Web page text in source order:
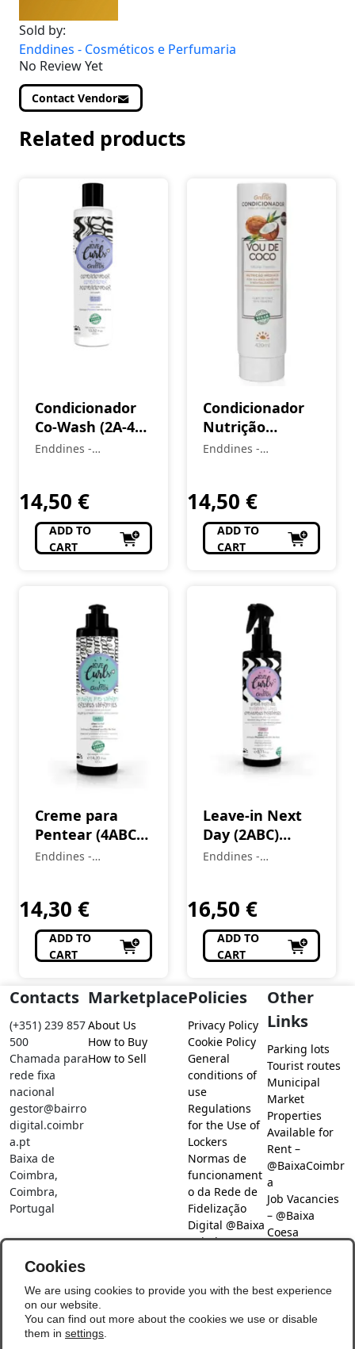
Sold by:
Enddines - Cosméticos e Perfumaria
No Review Yet
Contact Vendor
Related products
Condicionador
Co-Wash (2A-4C)
LOVE CURLS 400
Enddines -
14,50 €
ADD TO
CART
Condicionador
Nutrição
Imediata (1A–
Enddines -
14,50 €
ADD TO
CART
Creme para
Pentear (4ABC)
CrespOS
Enddines -
14,30 €
ADD TO
CART
Leave-in Next
Day (2ABC)
Incredible
Enddines -
16,50 €
ADD TO
CART
Contacts
(+351) 239 857
500
Chamada para
rede fixa
nacional
gestor@bairro
digital.coimbr
a.pt
Baixa de
Coimbra,
Coimbra,
Portugal
Marketplace
About Us
How to Buy
How to Sell
Policies
Privacy Policy
Cookie Policy
General
conditions of
use
Regulations
for the Use of
Lockers
Normas de
funcionament
o da Rede de
Fidelização
Digital @Baixa
Coimbra
Other
Links
Parking lots
Tourist routes
Municipal
Market
Properties
Available for
Rent –
@BaixaCoimbr
a
Job Vacancies
– @Baixa
Coesa
Social Networks
Cookies
We are using cookies to provide you with the best experience
on our website.
You can find out more about the cookies we use or disable
them in settings